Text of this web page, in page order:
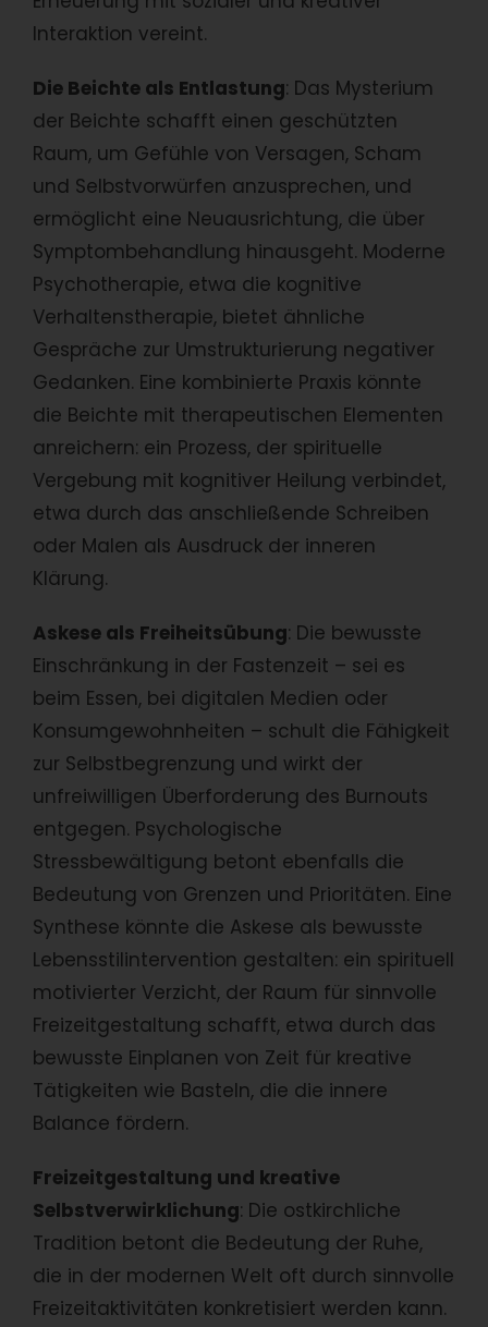
Interaktion vereint.
Die Beichte als Entlastung: Das Mysterium
der Beichte schafft einen geschützten
Raum, um Gefühle von Versagen, Scham
und Selbstvorwürfen anzusprechen, und
ermöglicht eine Neuausrichtung, die über
Symptombehandlung hinausgeht. Moderne
Psychotherapie, etwa die kognitive
Verhaltenstherapie, bietet ähnliche
Gespräche zur Umstrukturierung negativer
Gedanken. Eine kombinierte Praxis könnte
die Beichte mit therapeutischen Elementen
anreichern: ein Prozess, der spirituelle
Vergebung mit kognitiver Heilung verbindet,
etwa durch das anschließende Schreiben
oder Malen als Ausdruck der inneren
Klärung.
Askese als Freiheitsübung: Die bewusste
Einschränkung in der Fastenzeit – sei es
beim Essen, bei digitalen Medien oder
Konsumgewohnheiten – schult die Fähigkeit
zur Selbstbegrenzung und wirkt der
unfreiwilligen Überforderung des Burnouts
entgegen. Psychologische
Stressbewältigung betont ebenfalls die
Bedeutung von Grenzen und Prioritäten. Eine
Synthese könnte die Askese als bewusste
Lebensstilintervention gestalten: ein spirituell
motivierter Verzicht, der Raum für sinnvolle
Freizeitgestaltung schafft, etwa durch das
bewusste Einplanen von Zeit für kreative
Tätigkeiten wie Basteln, die die innere
Balance fördern.
Freizeitgestaltung und kreative
Selbstverwirklichung: Die ostkirchliche
Tradition betont die Bedeutung der Ruhe,
die in der modernen Welt oft durch sinnvolle
Freizeitaktivitäten konkretisiert werden kann.